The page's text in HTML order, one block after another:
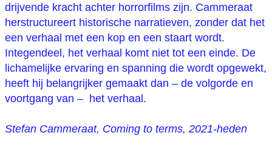
drijvende kracht achter horrorfilms zijn. Cammeraat
herstructureert historische narratieven, zonder dat het
een verhaal met een kop en een staart wordt.
Integendeel, het verhaal komt niet tot een einde. De
lichamelijke ervaring en spanning die wordt opgewekt,
heeft hij belangrijker gemaakt dan – de volgorde en
voortgang van – het verhaal.
Stefan Cammeraat, Coming to terms, 2021-heden